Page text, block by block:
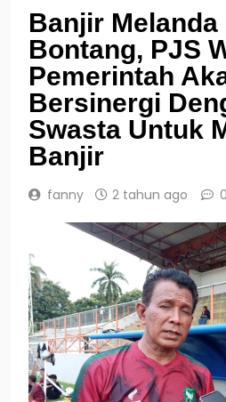
Banjir Melanda
Bontang, PJS
Pemerintah
Bersinergi
Swasta Untuk
Banjir
fanny 2 tahun ago 0